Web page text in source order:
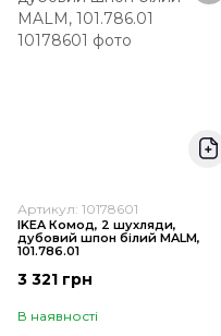
Артикул: 10178601
IKEA Комод, 2 шухляди,
дубовий шпон білий MALM,
101.786.01
3 321 грн
В наявності